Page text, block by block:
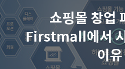
쇼핑몰 창업
Firstmall에서
이유